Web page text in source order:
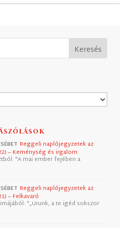
Reggeli naplójegyzetek az
– Keménység és irgalom
"A mai ember fejében a
Reggeli naplójegyzetek az
– Felkavaró
"„Urunk, a te igéd sokszor